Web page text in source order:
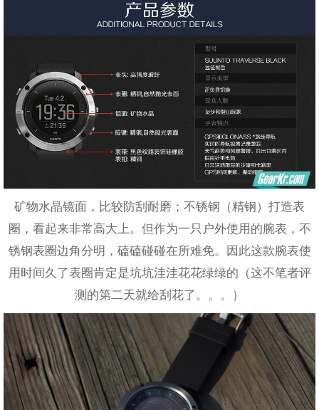
矿物水晶镜面，比较防刮耐磨；不锈钢（精钢）打造表
圈，看起来非常高大上。但作为一只户外使用的腕表，不
锈钢表圈边角分明，磕磕碰碰在所难免。因此这款腕表使
用时间久了表圈肯定是坑坑洼洼花花绿绿的（这不笔者评
测的第二天就给刮花了。。。）